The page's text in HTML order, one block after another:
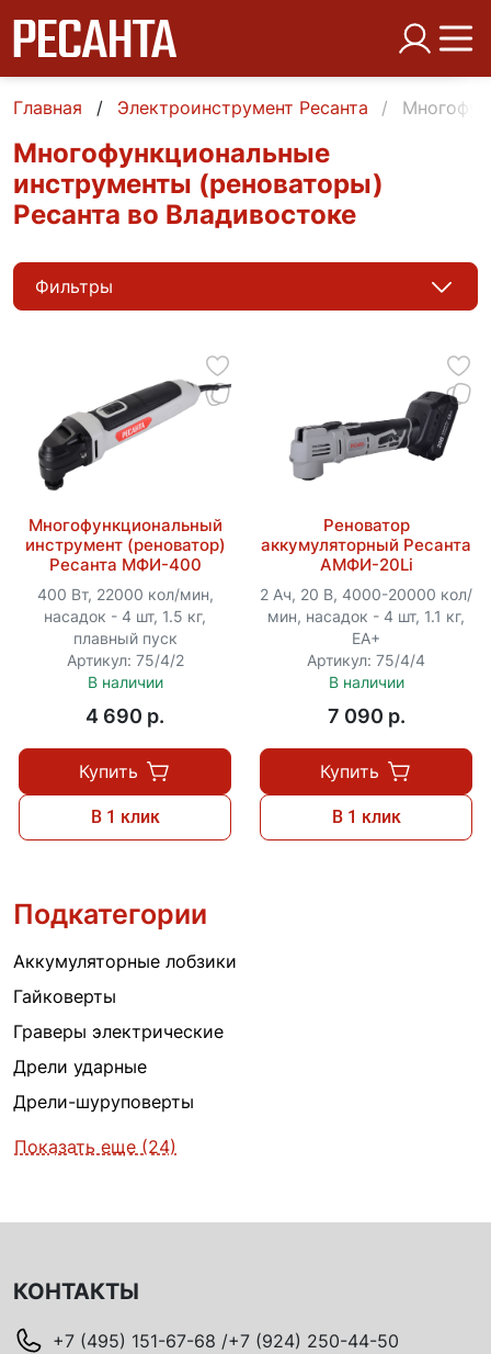
Главная Электроинструмент Ресанта
Многофункциональные
инструменты (реноваторы)
Ресанта во Владивостоке
Фильтры
Многофункциональный
инструмент (реноватор)
Ресанта МФИ-400
400 Вт, 22000 кол/мин,
насадок - 4 шт, 1.5 кг,
плавный пуск
Артикул: 75/4/2
В наличии
4 690 p.
Купить
В 1 клик
Реноватор
аккумуляторный Ресанта
АМФИ-20Li
2 Ач, 20 В, 4000-20000 кол/
мин, насадок - 4 шт, 1.1 кг,
ЕА+
Артикул: 75/4/4
В наличии
7 090 p.
Купить
В 1 клик
Подкатегории
Аккумуляторные лобзики
Гайковерты
Граверы электрические
Дрели ударные
Дрели-шуруповерты
Показать еще (24)
КОНТАКТЫ
+7 (495) 151-67-68 /+7 (924) 250-44-50